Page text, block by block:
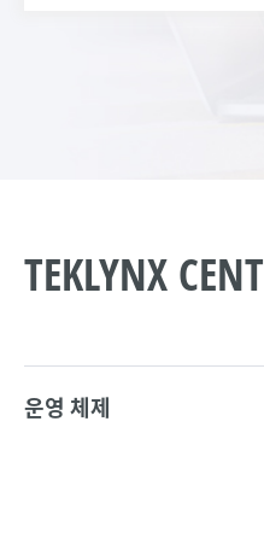
TEKLYNX
운영 체제